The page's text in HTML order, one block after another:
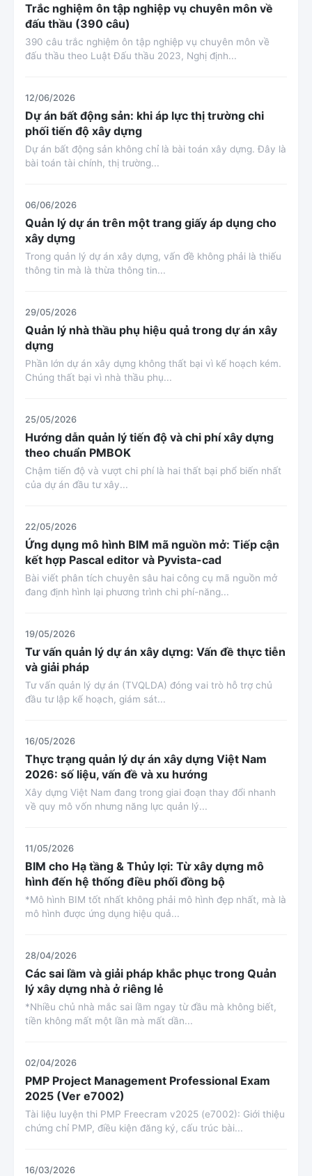
Trắc nghiệm ôn tập nghiệp vụ chuyên môn về
đấu thầu (390 câu)
390 câu trắc nghiệm ôn tập nghiệp vụ chuyên môn về
đấu thầu theo Luật Đấu thầu 2023, Nghị định...
12/06/2026
Dự án bất động sản: khi áp lực thị trường chi
phối tiến độ xây dựng
Dự án bất động sản không chỉ là bài toán xây dựng. Đây là
bài toán tài chính, thị trường...
06/06/2026
Quản lý dự án trên một trang giấy áp dụng cho
xây dựng
Trong quản lý dự án xây dựng, vấn đề không phải là thiếu
thông tin mà là thừa thông tin...
29/05/2026
Quản lý nhà thầu phụ hiệu quả trong dự án xây
dựng
Phần lớn dự án xây dựng không thất bại vì kế hoạch kém.
Chúng thất bại vì nhà thầu phụ...
25/05/2026
Hướng dẫn quản lý tiến độ và chi phí xây dựng
theo chuẩn PMBOK
Chậm tiến độ và vượt chi phí là hai thất bại phổ biến nhất
của dự án đầu tư xây...
22/05/2026
Ứng dụng mô hình BIM mã nguồn mở: Tiếp cận
kết hợp Pascal editor và Pyvista-cad
Bài viết phân tích chuyên sâu hai công cụ mã nguồn mở
đang định hình lại phương trình chi phí-năng...
19/05/2026
Tư vấn quản lý dự án xây dựng: Vấn đề thực tiễn
và giải pháp
Tư vấn quản lý dự án (TVQLDA) đóng vai trò hỗ trợ chủ
đầu tư lập kế hoạch, giám sát...
16/05/2026
Thực trạng quản lý dự án xây dựng Việt Nam
2026: số liệu, vấn đề và xu hướng
Xây dựng Việt Nam đang trong giai đoạn thay đổi nhanh
về quy mô vốn nhưng năng lực quản lý...
11/05/2026
BIM cho Hạ tầng & Thủy lợi: Từ xây dựng mô
hình đến hệ thống điều phối đồng bộ
*Mô hình BIM tốt nhất không phải mô hình đẹp nhất, mà là
mô hình được ứng dụng hiệu quả...
28/04/2026
Các sai lầm và giải pháp khắc phục trong Quản
lý xây dựng nhà ở riêng lẻ
*Nhiều chủ nhà mắc sai lầm ngay từ đầu mà không biết,
tiền không mất một lần mà mất dần...
02/04/2026
PMP Project Management Professional Exam
2025 (Ver e7002)
Tài liệu luyện thi PMP Freecram v2025 (e7002): Giới thiệu
chứng chỉ PMP, điều kiện đăng ký, cấu trúc bài...
16/03/2026